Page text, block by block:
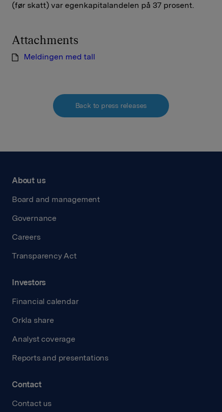
(før skatt) var egenkapitalandelen på 37 prosent.
Attachments
Meldingen med tall
Back to press releases
About us
Board and management
Governance
Careers
Transparency Act
Investors
Financial calendar
Orkla share
Analyst coverage
Reports and presentations
Contact
Contact us